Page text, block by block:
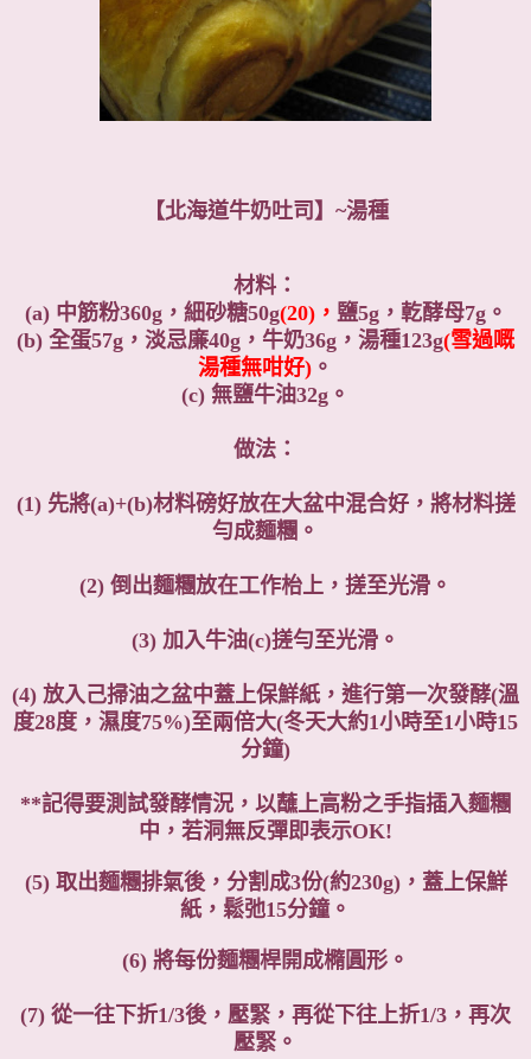
【北海道牛奶吐司】~湯種
材料：
(a) 中筋粉360g，細砂糖50g(20)， 鹽5g，亁酵母7g。
(b) 全蛋57g，淡忌廉40g，牛奶36g，湯種123g(雪過嘅
湯種無咁好) 。
(c) 無鹽牛油32g。
做法：
(1) 先將(a)+(b)材料磅好放在大盆中混合好，將材料搓
勻成麵糰。
(2) 倒出麵糰放在工作枱上，搓至光滑。
(3) 加入牛油(c)搓勻至光滑。
(4) 放入己掃油之盆中蓋上保鮮紙，進行第一次發酵(溫
度28度，濕度75%)至兩倍大(冬天大約1小時至1小時15
分鐘)
**記得要測試發酵情況，以蘸上高粉之手指插入麵糰
中，若洞無反彈即表示OK!
(5) 取出麵糰排氣後，分割成3份(約230g)，蓋上保鮮
紙，鬆弛15分鐘。
(6) 將每份麵糰桿開成橢圓形。
(7) 從一往下折1/3後，壓緊， 再從下往上折1/3，再次
壓緊。